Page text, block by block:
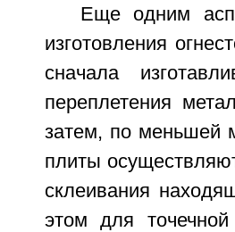
Еще одним
изготовления
сначала
переплетения
затем, по меньшей
плиты
склеивания
этом для